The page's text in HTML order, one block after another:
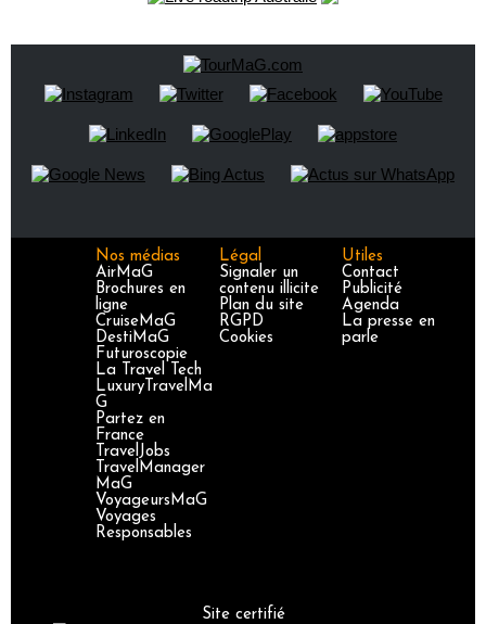
Nos médias
AirMaG
Brochures en
ligne
CruiseMaG
DestiMaG
Futuroscopie
La Travel Tech
LuxuryTravelMa
G
Partez en
France
TravelJobs
TravelManager
MaG
VoyageursMaG
Voyages
Responsables
Légal
Signaler un
contenu illicite
Plan du site
RGPD
Cookies
Utiles
Contact
Publicité
Agenda
La presse en
parle
Site certifié